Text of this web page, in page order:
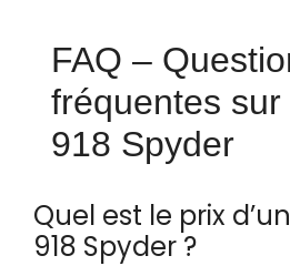
FAQ –
fréquentes
918 Spyder
Quel est le prix
918 Spyder ?